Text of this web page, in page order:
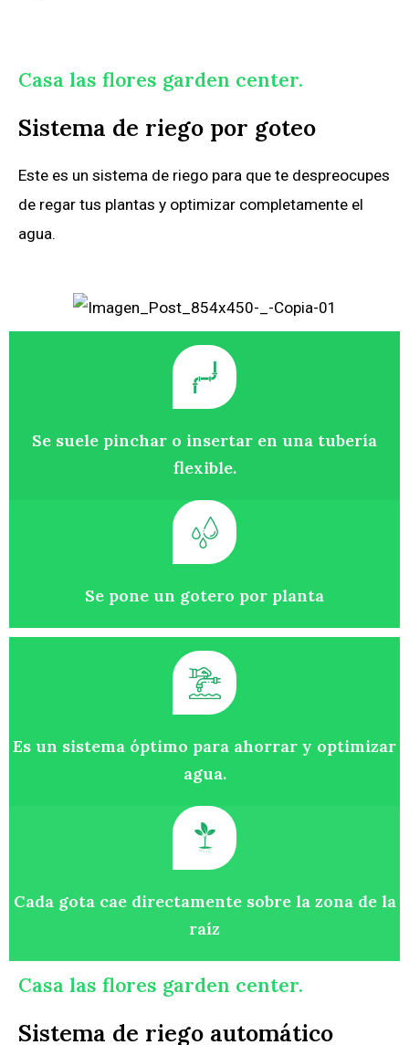
Casa las flores garden center.
Sistema de riego por goteo
Este es un sistema de riego para que te despreocupes
de regar tus plantas y optimizar completamente el
agua.
Se suele pinchar o insertar en una tubería
flexible.
Se pone un gotero por planta
Es un sistema óptimo para ahorrar y optimizar
agua.
Cada gota cae directamente sobre la zona de la
raíz
Casa las flores garden center.
Sistema de riego automático